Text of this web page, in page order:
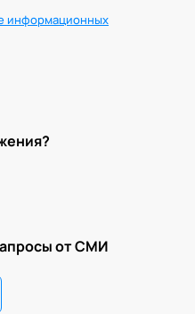
от СМИ
информационных